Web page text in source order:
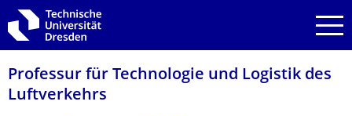
Zur Hauptnavigation springen
Zur Suche springen
Zum Inhalt springen
Professur für Technologie und Logistik des
Luftverkehrs